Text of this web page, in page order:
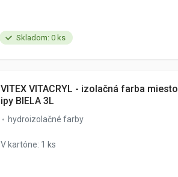
Skladom: 0 ks
VITEX VITACRYL - izolačná farba miesto
ipy BIELA 3L
hydroizolačné farby
V kartóne: 1 ks